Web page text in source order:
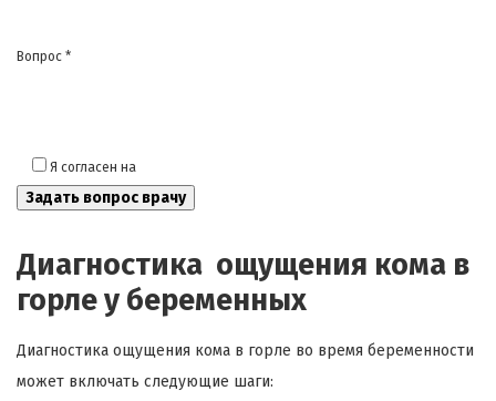
Вопрос *
Я согласен на
Диагностика ощущения кома в
горле у беременных
Диагностика ощущения кома в горле во время беременности
может включать следующие шаги: